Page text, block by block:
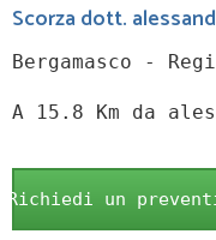
Scorza dott.
Bergamasco -
A 15.8 Km da
Richiedi un